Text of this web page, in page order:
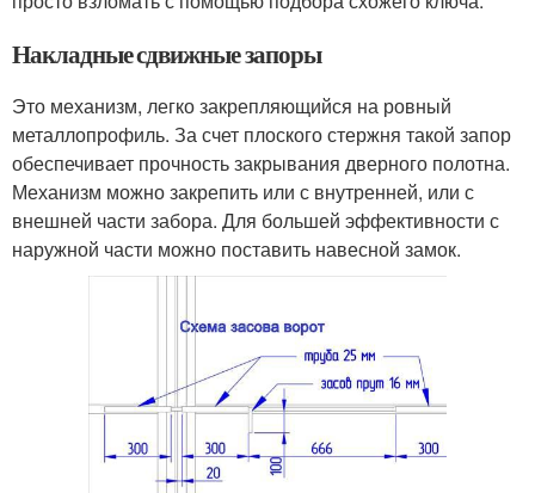
Накладные сдвижные запоры
Это механизм, легко закрепляющийся на ровный
металлопрофиль. За счет плоского стержня такой запор
обеспечивает прочность закрывания дверного полотна.
Механизм можно закрепить или с внутренней, или с
внешней части забора. Для большей эффективности с
наружной части можно поставить навесной замок.